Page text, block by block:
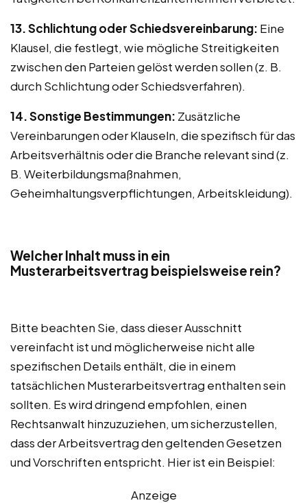
13. Schlichtung oder Schiedsvereinbarung: Eine
Klausel, die festlegt, wie mögliche Streitigkeiten
zwischen den Parteien gelöst werden sollen (z. B.
durch Schlichtung oder Schiedsverfahren).
14. Sonstige Bestimmungen: Zusätzliche
Vereinbarungen oder Klauseln, die spezifisch für das
Arbeitsverhältnis oder die Branche relevant sind (z.
B. Weiterbildungsmaßnahmen,
Geheimhaltungsverpflichtungen, Arbeitskleidung).
Welcher Inhalt muss in ein
Musterarbeitsvertrag beispielsweise rein?
Bitte beachten Sie, dass dieser Ausschnitt
vereinfacht ist und möglicherweise nicht alle
spezifischen Details enthält, die in einem
tatsächlichen Musterarbeitsvertrag enthalten sein
sollten. Es wird dringend empfohlen, einen
Rechtsanwalt hinzuzuziehen, um sicherzustellen,
dass der Arbeitsvertrag den geltenden Gesetzen
und Vorschriften entspricht. Hier ist ein Beispiel:
Anzeige